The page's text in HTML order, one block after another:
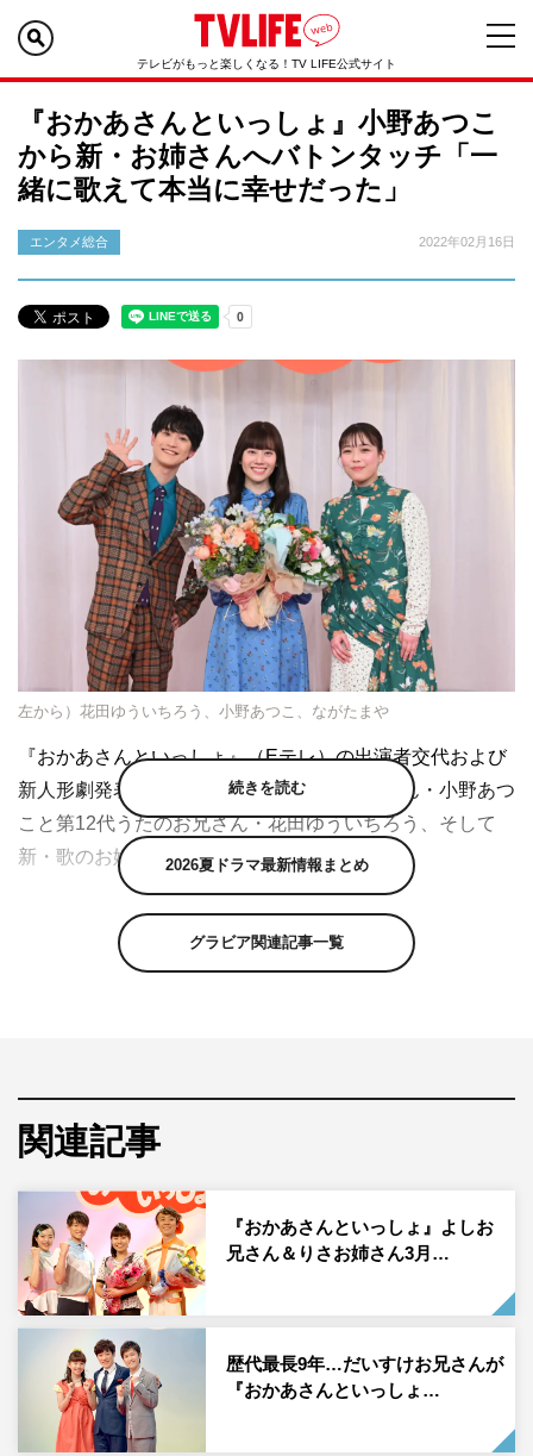
テレビがもっと楽しくなる！TV LIFE公式サイト
『おかあさんといっしょ』小野あつこ
から新・お姉さんへバトンタッチ「一
緒に歌えて本当に幸せだった」
エンタメ総合 2022年02月16日
左から）花田ゆういちろう、小野あつこ、ながたまや
『おかあさんといっしょ』（Eテレ）の出演者交代および
新人形劇発表会が行われ、第21代歌のお姉さん・小野あつ
こと第12代うたのお兄さん・花田ゆういちろう、そして
新・歌のお姉さんのながたまやが登壇した。
2歳から4歳児を対象とした教育エンターテインメント番組
『おかあさんといっしょ』。6年間にわたり第21代歌のお
姉さんを務めている小野あつこは3月をもって番組を卒業
まず「私は今年度いっぱいで『おかあさんといっしょ』を
卒業します」と発表した小野は「6年前に『ガラピコ
ぷ〜』のみんなと一緒に番組の仲間に入れていただき、こ
れまで過ごしてきた時間は本当にとても濃い6年間でし
た。1人で入っていくことに対して不安な気持ちもあった
のですがたくさん支えていただき、すごく幸せに活動させ
ていただくことができました」とあいさつを。
続けて「就任の会見で『近所にいるような身近なお姉さん
に感じていただきたい』とお話ししたのですが、先輩方は
そんな私の思いを尊重し、寄り添いながら日々助けてくだ
続きを読む
2026夏ドラマ最新情報まとめ
グラビア関連記事一覧
関連記事
『おかあさんといっしょ』よしお
兄さん＆りさお姉さん3月…
歴代最長9年…だいすけお兄さんが
『おかあさんといっしょ…